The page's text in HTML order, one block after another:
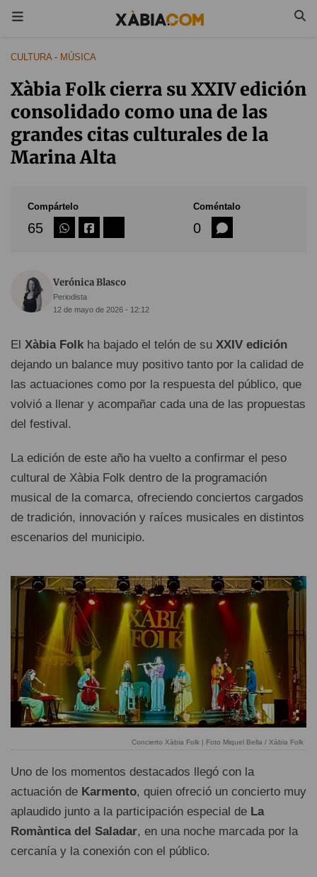
CULTURA- MÚSICA
Xàbia Folk cierra su XXIV edición
consolidado como una de las
grandes citas culturales de la
Marina Alta
Compártelo
65
Coméntalo
0
Verónica Blasco
Periodista
12 de mayo de 2026 - 12:12
El Xàbia Folk ha bajado el telón de su XXIV edición
dejando un balance muy positivo tanto por la calidad de
las actuaciones como por la respuesta del público, que
volvió a llenar y acompañar cada una de las propuestas
del festival.
La edición de este año ha vuelto a confirmar el peso
cultural de Xàbia Folk dentro de la programación
musical de la comarca, ofreciendo conciertos cargados
de tradición, innovación y raíces musicales en distintos
escenarios del municipio.
Concierto Xàbia Folk | Foto Miquel Bella / Xàbia Folk
Uno de los momentos destacados llegó con la
actuación de Karmento, quien ofreció un concierto muy
aplaudido junto a la participación especial de La
Romàntica del Saladar, en una noche marcada por la
cercanía y la conexión con el público.